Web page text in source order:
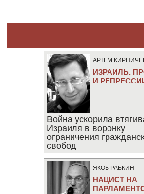
АРТЕМ
ИЗРАИЛЬ.
И
Война ускорила
Израиля в воронку
ограничения
свобод
ЯКОВ РАБКИН
НАЦИСТ НА